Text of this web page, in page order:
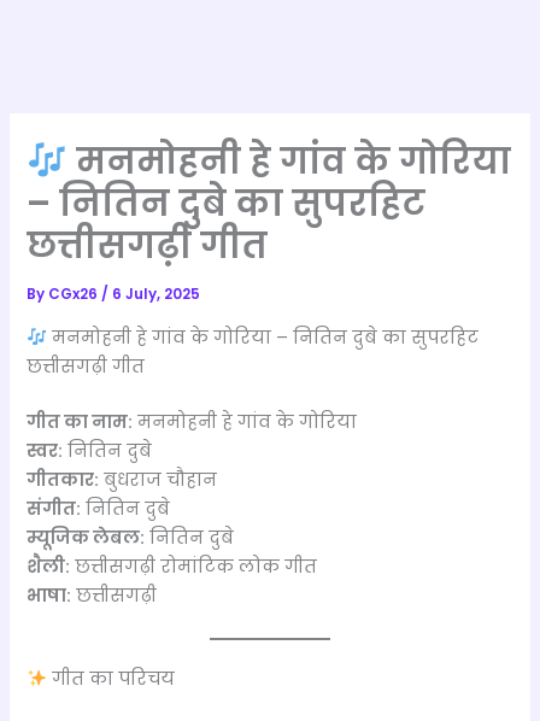
मनमोहनी हे गांव के गोरिया
– नितिन दुबे का सुपरहिट
छत्तीसगढ़ी गीत
By CGx26/ 6 July, 2025
मनमोहनी हे गांव के गोरिया – नितिन दुबे का सुपरहिट
छत्तीसगढ़ी गीत
गीत का नाम: मनमोहनी हे गांव के गोरिया
स्वर: नितिन दुबे
गीतकार: बुधराज चौहान
संगीत: नितिन दुबे
म्यूजिक लेबल: नितिन दुबे
शैली: छत्तीसगढ़ी रोमांटिक लोक गीत
भाषा: छत्तीसगढ़ी
गीत का परिचय